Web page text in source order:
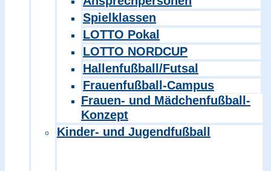
Spielklassen
LOTTO Pokal
LOTTO NORDCUP
Hallenfußball/Futsal
Frauenfußball-Campus
Frauen- und Mädchenfußball-
Konzept
Kinder- und Jugendfußball